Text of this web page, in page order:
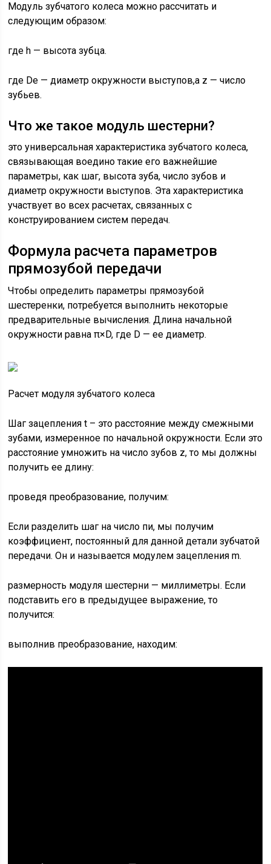
Модуль зубчатого колеса можно рассчитать и
следующим образом:
где h — высота зубца.
где De — диаметр окружности выступов,а z — число
зубьев.
Что же такое модуль шестерни?
это универсальная характеристика зубчатого колеса,
связывающая воедино такие его важнейшие
параметры, как шаг, высота зуба, число зубов и
диаметр окружности выступов. Эта характеристика
участвует во всех расчетах, связанных с
конструированием систем передач.
Формула расчета параметров
прямозубой передачи
Чтобы определить параметры прямозубой
шестеренки, потребуется выполнить некоторые
предварительные вычисления. Длина начальной
окружности равна π×D, где D — ее диаметр.
Расчет модуля зубчатого колеса
Шаг зацепления t – это расстояние между смежными
зубами, измеренное по начальной окружности. Если это
расстояние умножить на число зубов z, то мы должны
получить ее длину:
проведя преобразование, получим:
Если разделить шаг на число пи, мы получим
коэффициент, постоянный для данной детали зубчатой
передачи. Он и называется модулем зацепления m.
размерность модуля шестерни — миллиметры. Если
подставить его в предыдущее выражение, то
получится:
выполнив преобразование, находим: